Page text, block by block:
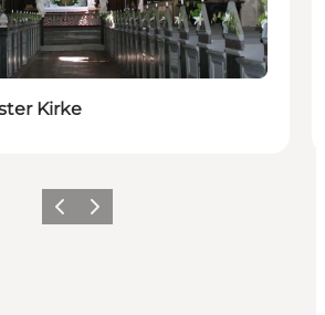
Kirke
ZurückWeiter